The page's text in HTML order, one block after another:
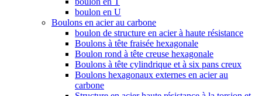
boulon en U
Boulons en acier au carbone
boulon de structure en acier à haute résistance
Boulons à tête fraisée hexagonale
Boulon rond à tête creuse hexagonale
Boulons à tête cylindrique et à six pans creux
Boulons hexagonaux externes en acier au
carbone